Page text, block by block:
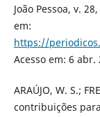
João Pessoa, v.
em:
https://
Acesso em: 6 abr.
ARAÚJO, W. S.;
contribuições